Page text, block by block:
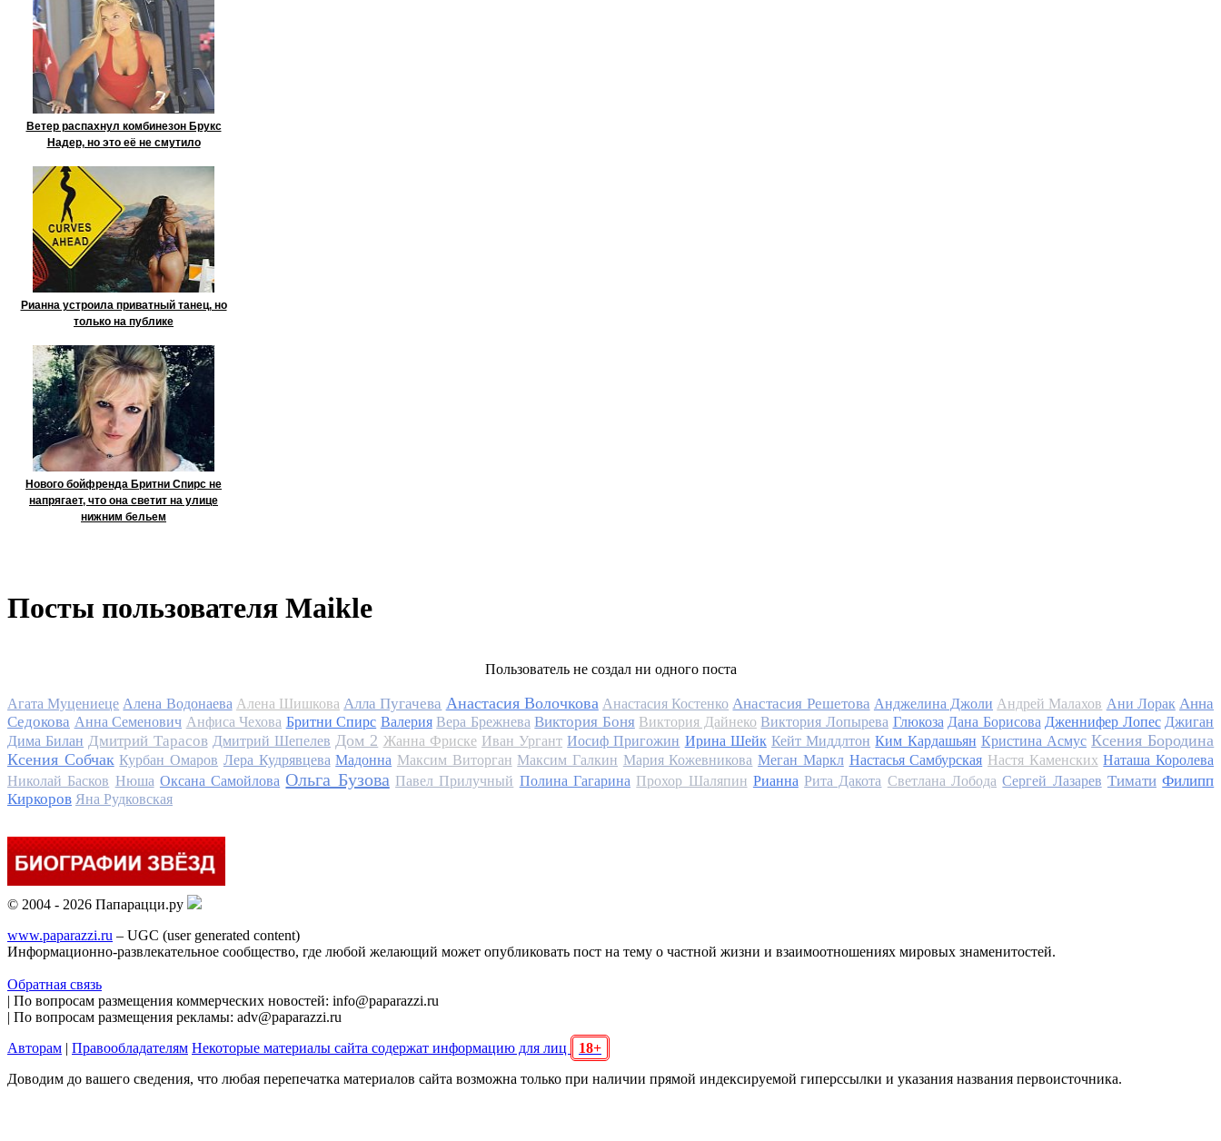
Ветер распахнул комбинезон Брукс
Надер, но это её не смутило
Рианна устроила приватный танец, но
только на публике
Нового бойфренда Бритни Спирс не
напрягает, что она светит на улице
нижним бельем
Посты пользователя Maikle
Пользователь не создал ни одного поста
Агата Муцениеце Алена Водонаева Алена Шишкова Алла Пугачева Анастасия Волочкова Анастасия Костенко Анастасия Решетова Анджелина Джоли Андрей Малахов Ани Лорак Анна
Седокова Анна Семенович Анфиса Чехова Бритни Спирс Валерия Вера Брежнева Виктория Боня Виктория Дайнеко Виктория Лопырева Глюкоза Дана Борисова Дженнифер Лопес Джиган
Дима Билан Дмитрий Тарасов Дмитрий Шепелев Дом 2 Жанна Фриске Иван Ургант Иосиф Пригожин Ирина Шейк Кейт Миддлтон Ким Кардашьян Кристина Асмус Ксения Бородина
Ксения Собчак Курбан Омаров Лера Кудрявцева Мадонна Максим Виторган Максим Галкин Мария Кожевникова Меган Маркл Настасья Самбурская Настя Каменских Наташа Королева
Николай Басков Нюша Оксана Самойлова Ольга Бузова Павел Прилучный Полина Гагарина Прохор Шаляпин Рианна Рита Дакота Светлана Лобода Сергей Лазарев Тимати Филипп
Киркоров Яна Рудковская
© 2004 - 2026 Папарацци.ру
www.paparazzi.ru – UGC (user generated content)
Информационно-развлекательное сообщество, где любой желающий может опубликовать пост на тему о частной жизни и взаимоотношениях мировых знаменитостей.
Обратная связь
| По вопросам размещения коммерческих новостей: info@paparazzi.ru
| По вопросам размещения рекламы: adv@paparazzi.ru
Авторам | Правообладателям Некоторые материалы сайта содержат информацию для лиц
18+
Доводим до вашего сведения, что любая перепечатка материалов сайта возможна только при наличии прямой индексируемой гиперссылки и указания названия первоисточника.